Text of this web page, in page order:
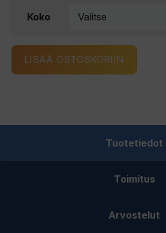
Koko
Bete
Lotto
LISÄÄ OSTOSKORIIN
Tuotetiedot
Toimitus
Arvostelut